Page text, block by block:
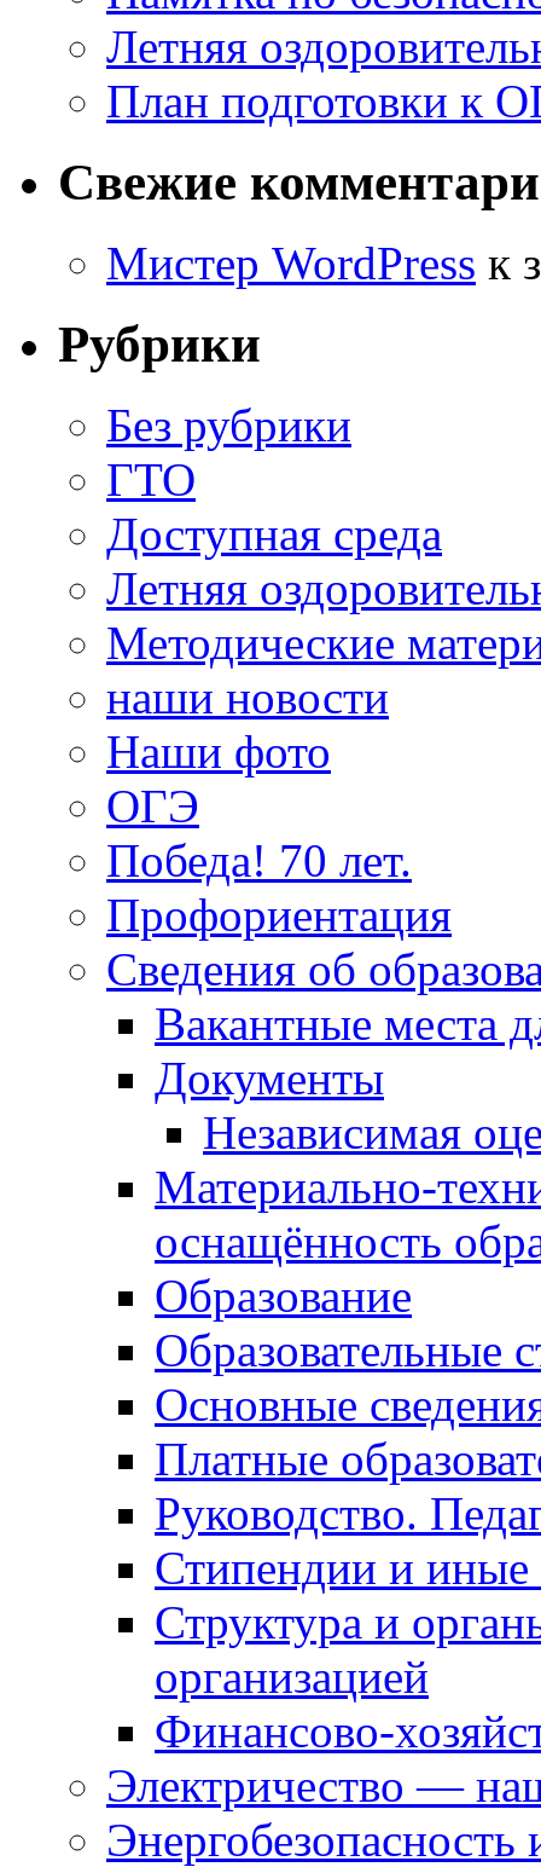
Летняя
План подготовки к
Свежие
Мистер WordPress к
Рубрики
Без рубрики
ГТО
Доступная среда
Летняя
Методические
наши новости
Наши фото
ОГЭ
Победа! 70 лет.
Профориентация
Сведения об
Вакантные места
Документы
Независимая
Материально-
оснащённость
Образование
Образовательные
Основные
Платные
Руководство.
Стипендии и иные
Структура и
организацией
Финансово-
Электричество —
Энергобезопасность